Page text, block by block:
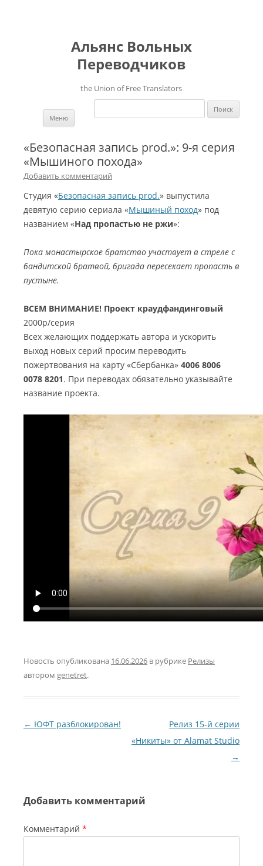
Альянс Вольных
Переводчиков
the Union of Free Translators
Найти:
Меню
«Безопасная запись prod.»: 9-я серия
«Мышиного похода»
Добавить комментарий
Студия «Безопасная запись prod.» выпустила
девятую серию сериала «Мышиный поход» под
названием «Над пропастью не ржи»:
Пока монастырское братство участвует в стреле с
бандитской братвой, бригада пересекает пропасть в
пустыне.
ВСЕМ ВНИМАНИЕ! Проект краудфандинговый
2000р/серия
Всех желающих поддержать автора и ускорить
выход новых серий просим переводить
пожертвования на карту «Сбербанка» 4006 8006
0078 8201. При переводах обязательно указывайте
название проекта.
Новость опубликована 16.06.2026 в рубрике Релизы
автором genetret.
Навигация по записям
← ЮФТ разблокирован!
Релиз 15-й серии
«Никиты» от Alamat Studio
→
Добавить комментарий
Комментарий *